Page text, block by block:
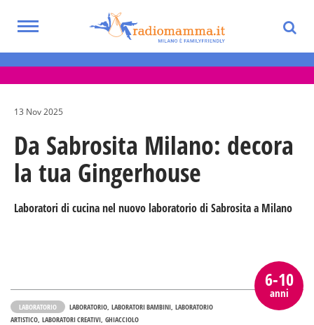
main
Toggle
Eventi per bambini, ragazzi e adolescenti
nella Città Metropolitana di Milano
13 Nov 2025
Da Sabrosita Milano: decora
la tua Gingerhouse
Laboratori di cucina nel nuovo laboratorio di Sabrosita a Milano
6-10
anni
LABORATORIO LABORATORIO LABORATORI BAMBINI LABORATORIO
ARTISTICO LABORATORI CREATIVI GHIACCIOLO